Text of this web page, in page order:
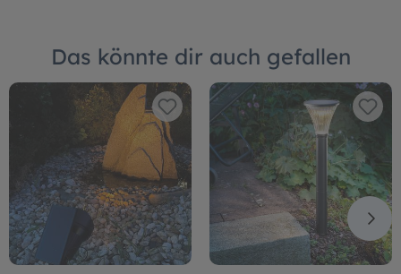
Das könnte dir auch gefallen